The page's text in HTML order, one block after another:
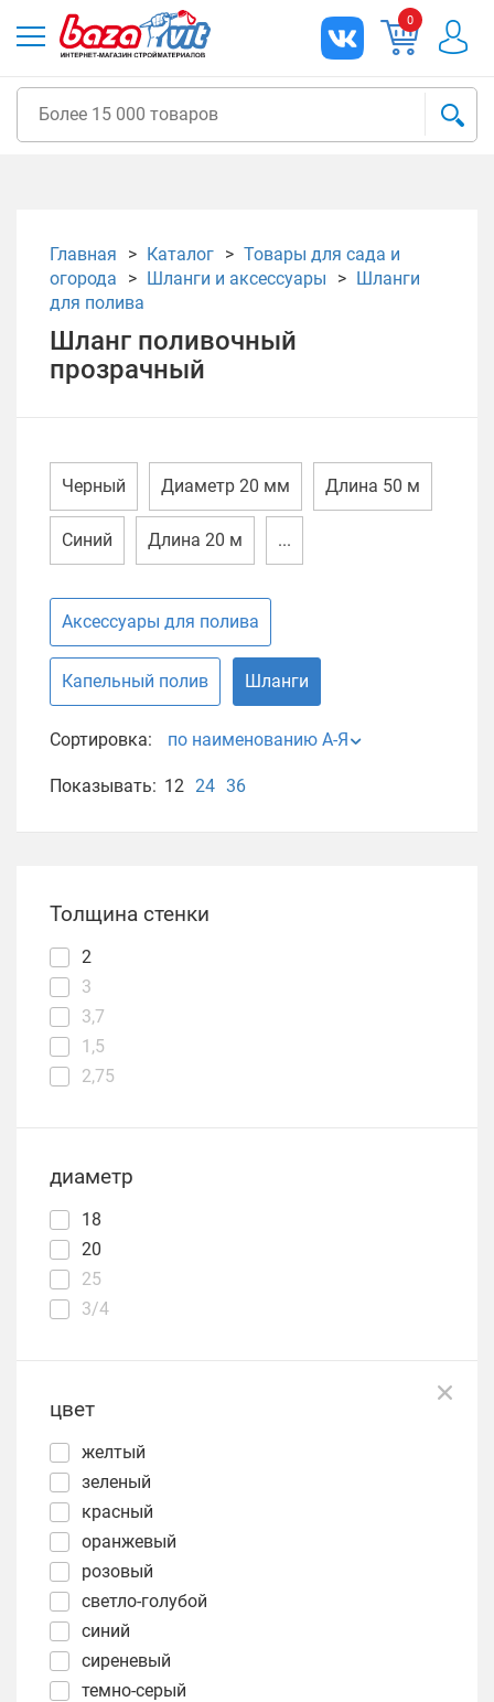
0
Главная Каталог
Товары для сада и
огорода
Шланги и аксессуары
Шланги
для полива
Шланг поливочный
прозрачный
Черный Диаметр 20 мм Длина 50 м
Синий Длина 20 м ...
Аксессуары для полива
Капельный полив Шланги
Сортировка: по наименованию А-Я
Показывать: 12 24 36
Толщина стенки
2
3
3,7
1,5
2,75
диаметр
18
20
25
3/4
цвет
желтый
зеленый
красный
оранжевый
розовый
светло-голубой
синий
сиреневый
темно-серый